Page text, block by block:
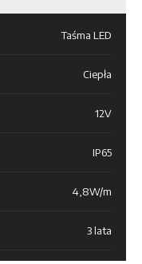
Taśma LED
Ciepła
12V
IP65
4,8W/m
3 lata